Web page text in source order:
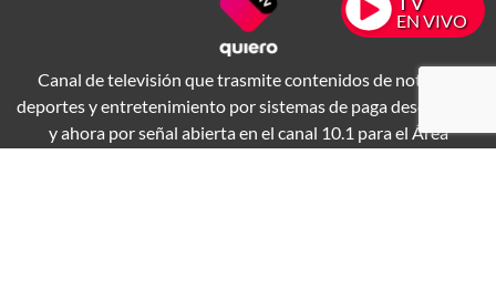
EN VIVO
Canal de televisión que trasmite contenidos de noticias,
deportes y entretenimiento por sistemas de paga desde 1994
y ahora por señal abierta en el canal 10.1 para el Área